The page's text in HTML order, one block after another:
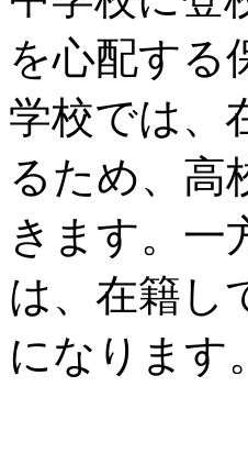
を心配する
学校では、
るため、高
きます。一
は、在籍し
になります。